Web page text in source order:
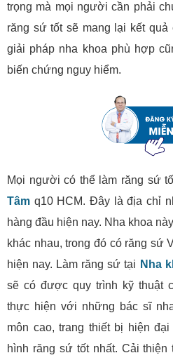
trọng mà mọi người cần phải
răng sứ tốt sẽ mang lại kết
giải pháp nha khoa phù hợp
biến chứng nguy hiểm.
Mọi người có thể làm răng sứ
Tâm q10 HCM. Đây là địa chỉ
hàng đầu hiện nay. Nha khoa
khác nhau, trong đó có răng sứ
hiện nay. Làm răng sứ tại Nha
sẽ có được quy trình kỹ thuật
thực hiện với những bác sĩ
môn cao, trang thiết bị hiện
hình răng sứ tốt nhất. Cải